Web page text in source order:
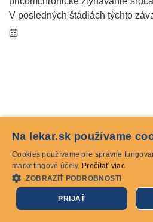
V posledných štádiách týchto
Zastavenie srdca
Na lekar.sk používame
Cookies používame pre správne
marketingové účely. Prečítať viac
ZOBRAZIŤ PODROBNOSTI
PRIJAŤ